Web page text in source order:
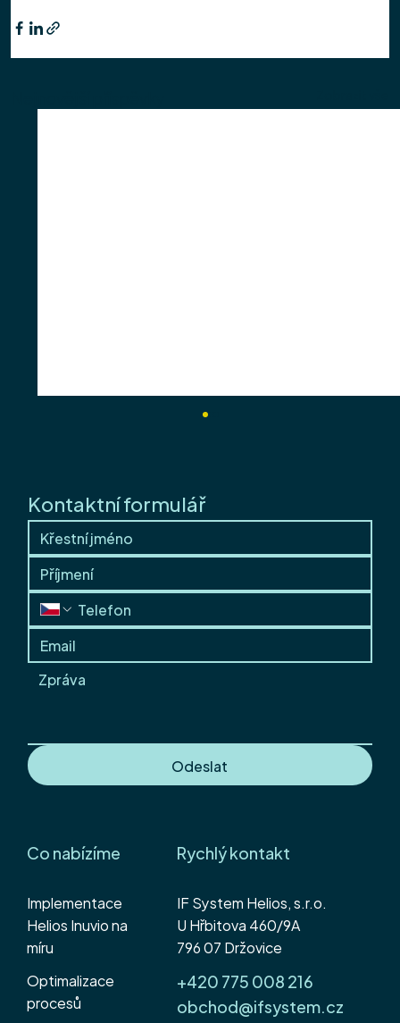
Nová verze Helios Inuvio -
3.0.2025.0918
Kontaktní formulář
Odeslat
Rychlý kontakt
IF System Helios, s.r.o.
U Hřbitova 460/9A
796 07 Držovice
+420 775 008 216
obchod@ifsystem.cz
Co nabízíme
Implementace
Helios Inuvio na
míru
Optimalizace
procesů